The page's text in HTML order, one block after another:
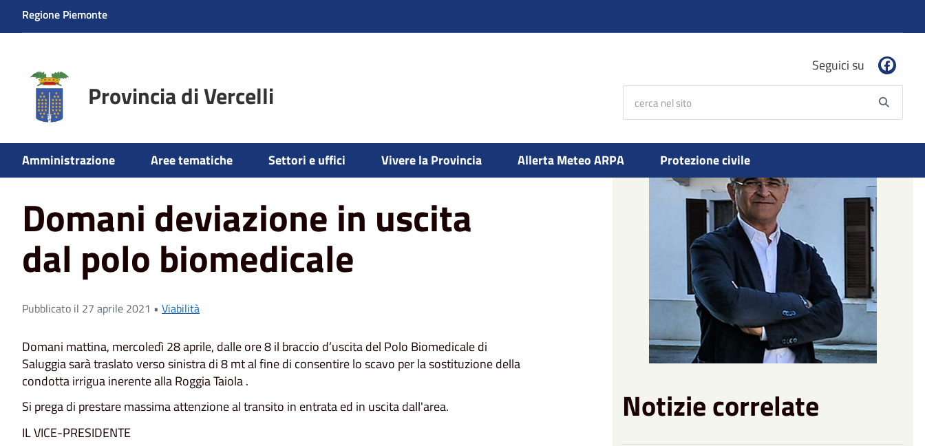
Regione Piemonte
Provincia di Vercelli
Seguici su
Amministrazione Aree tematiche Settori e uffici Vivere la Provincia Allerta Meteo ARPA Protezione civile
Home News Domani deviazione in uscita dal polo biomedicale
Domani deviazione in uscita
dal polo biomedicale
Pubblicato il 27 aprile 2021 • Viabilità
Domani mattina, mercoledì 28 aprile, dalle ore 8 il braccio d’uscita del Polo Biomedicale di
Saluggia sarà traslato verso sinistra di 8 mt al fine di consentire lo scavo per la sostituzione della
condotta irrigua inerente alla Roggia Taiola .
Si prega di prestare massima attenzione al transito in entrata ed in uscita dall'area.
IL VICE-PRESIDENTE
Notizie correlate